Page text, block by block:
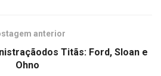
anterior
Titãs: Ford, Sloan e
Ohno